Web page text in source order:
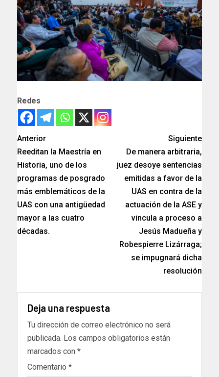
Redes
Anterior
Reeditan la Maestría en
Historia, uno de los
programas de posgrado
más emblemáticos de la
UAS con una antigüedad
mayor a las cuatro
décadas.
Siguiente
De manera arbitraria,
juez desoye sentencias
emitidas a favor de la
UAS en contra de la
actuación de la ASE y
vincula a proceso a
Jesús Madueña y
Robespierre Lizárraga;
se impugnará dicha
resolución
Deja una respuesta
Tu dirección de correo electrónico no será
publicada. Los campos obligatorios están
marcados con *
Comentario *